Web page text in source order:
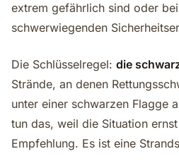
extrem gefährlich sind oder
schwerwiegenden
Die Schlüsselregel: die
Strände, an denen
unter einer schwarzen Flagge
tun das, weil die Situation
Empfehlung. Es ist eine